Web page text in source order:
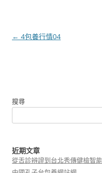
文
← 4包養行情04
搜尋
近期文章
從舌診辨證到台北秀傳健檢智